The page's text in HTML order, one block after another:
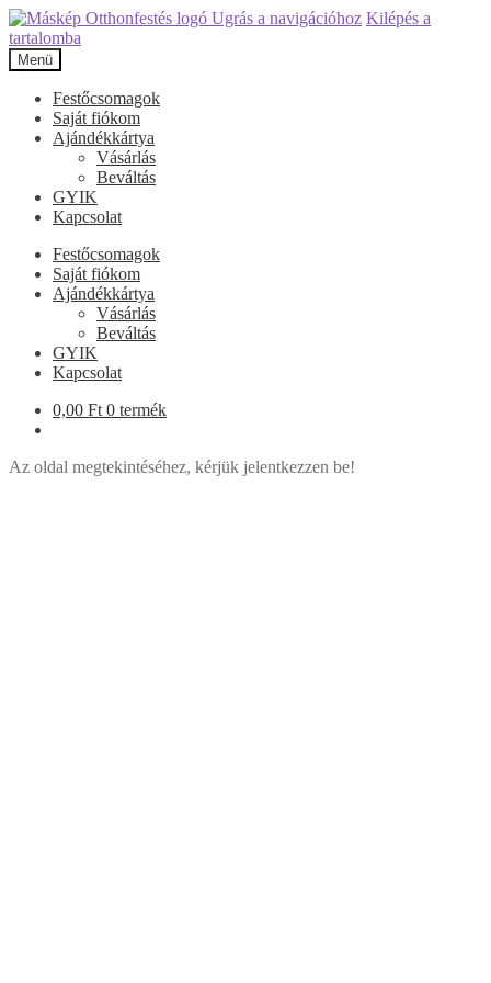
Ugrás a navigációhoz Kilépés a
tartalomba
Menü
Festőcsomagok
Saját fiókom
Ajándékkártya
Vásárlás
Beváltás
GYIK
Kapcsolat
Festőcsomagok
Saját fiókom
Ajándékkártya
Vásárlás
Beváltás
GYIK
Kapcsolat
0,00 Ft 0 termék
Az oldal megtekintéséhez, kérjük jelentkezzen be!